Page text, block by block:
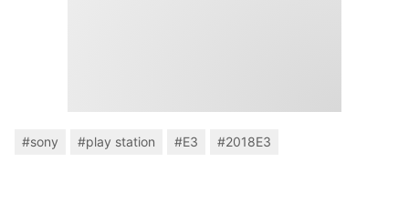
#sony #play station #E3 #2018E3